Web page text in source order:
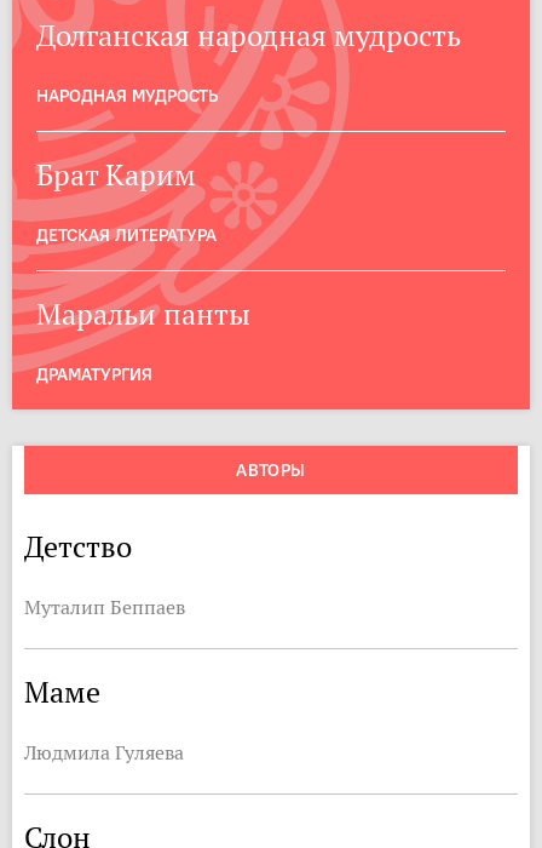
Долганская народная мудрость
НАРОДНАЯ МУДРОСТЬ
Брат Карим
ДЕТСКАЯ ЛИТЕРАТУРА
Маральи панты
ДРАМАТУРГИЯ
АВТОРЫ
Детство
Муталип Беппаев
Маме
Людмила Гуляева
Слон